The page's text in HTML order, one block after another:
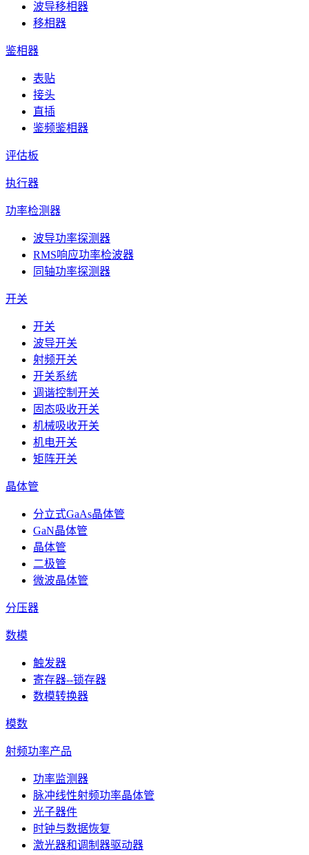
波导移相器
移相器
鉴相器
表贴
接头
直插
鉴频鉴相器
评估板
执行器
功率检测器
波导功率探测器
RMS响应功率检波器
同轴功率探测器
开关
开关
波导开关
射频开关
开关系统
调谐控制开关
固态吸收开关
机械吸收开关
机电开关
矩阵开关
晶体管
分立式GaAs晶体管
GaN晶体管
晶体管
二极管
微波晶体管
分压器
数模
触发器
寄存器--锁存器
数模转换器
模数
射频功率产品
功率监测器
脉冲线性射频功率晶体管
光子器件
时钟与数据恢复
激光器和调制器驱动器